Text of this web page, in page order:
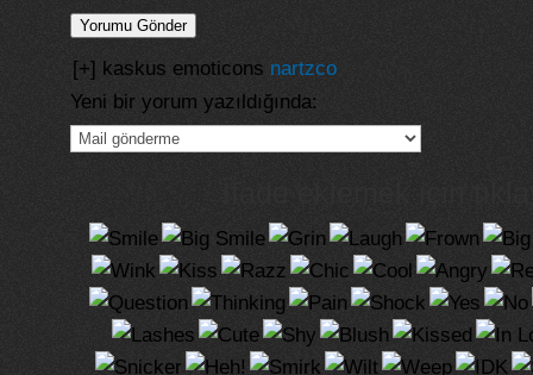
[+] kaskus emoticons nartzco
Yeni bir yorum yazıldığında: